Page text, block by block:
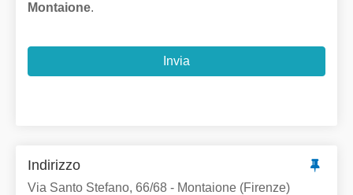
Montaione.
Invia
Indirizzo
Via Santo Stefano, 66/68 - Montaione (Firenze)